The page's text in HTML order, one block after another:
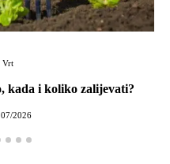
Vrt
kada i koliko zalijevati?
2026